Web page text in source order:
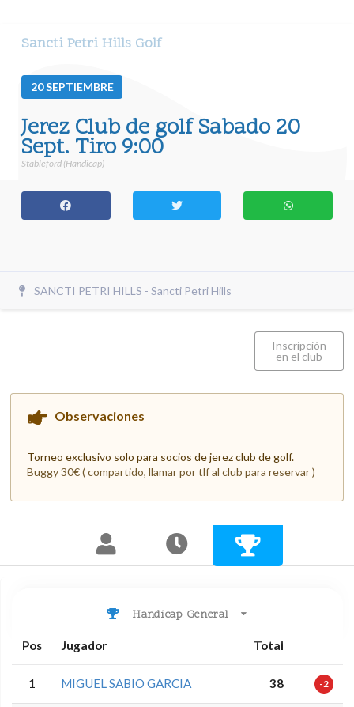
Sancti Petri Hills Golf
20SEPTIEMBRE
Jerez Club de golf Sabado 20
Sept. Tiro 9:00
Stableford (Handicap)
SANCTI PETRI HILLS - Sancti Petri Hills
Inscripción
en el club
Observaciones
Torneo exclusivo solo para socios de jerez club de golf.
Buggy 30€ ( compartido, llamar por tlf al club para reservar )
Handicap General
Pos Jugador Total
1 MIGUEL SABIO GARCIA 38 -2